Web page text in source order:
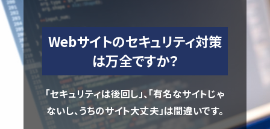
Webサイトのセキュリティ対策
は万全ですか？
「セキュリティは後回し」、「有名なサイトじゃ
ないし、うちのサイト大丈夫」は間違いです。